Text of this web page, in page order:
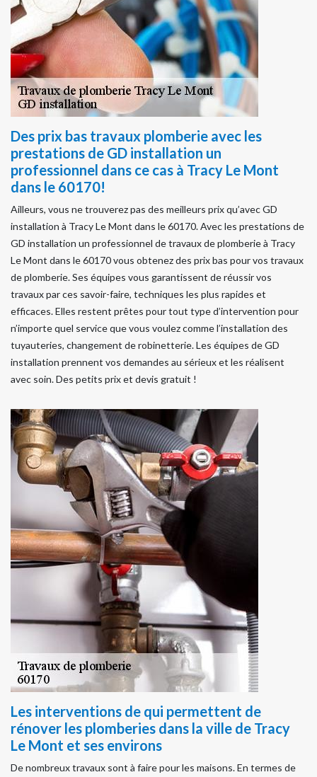
Des prix bas travaux plomberie avec les
prestations de GD installation un
professionnel dans ce cas à Tracy Le Mont
dans le 60170!
Ailleurs, vous ne trouverez pas des meilleurs prix qu’avec GD
installation à Tracy Le Mont dans le 60170. Avec les prestations de
GD installation un professionnel de travaux de plomberie à Tracy
Le Mont dans le 60170 vous obtenez des prix bas pour vos travaux
de plomberie. Ses équipes vous garantissent de réussir vos
travaux par ces savoir-faire, techniques les plus rapides et
efficaces. Elles restent prêtes pour tout type d’intervention pour
n’importe quel service que vous voulez comme l’installation des
tuyauteries, changement de robinetterie. Les équipes de GD
installation prennent vos demandes au sérieux et les réalisent
avec soin. Des petits prix et devis gratuit !
Les interventions de qui permettent de
rénover les plomberies dans la ville de Tracy
Le Mont et ses environs
De nombreux travaux sont à faire pour les maisons. En termes de